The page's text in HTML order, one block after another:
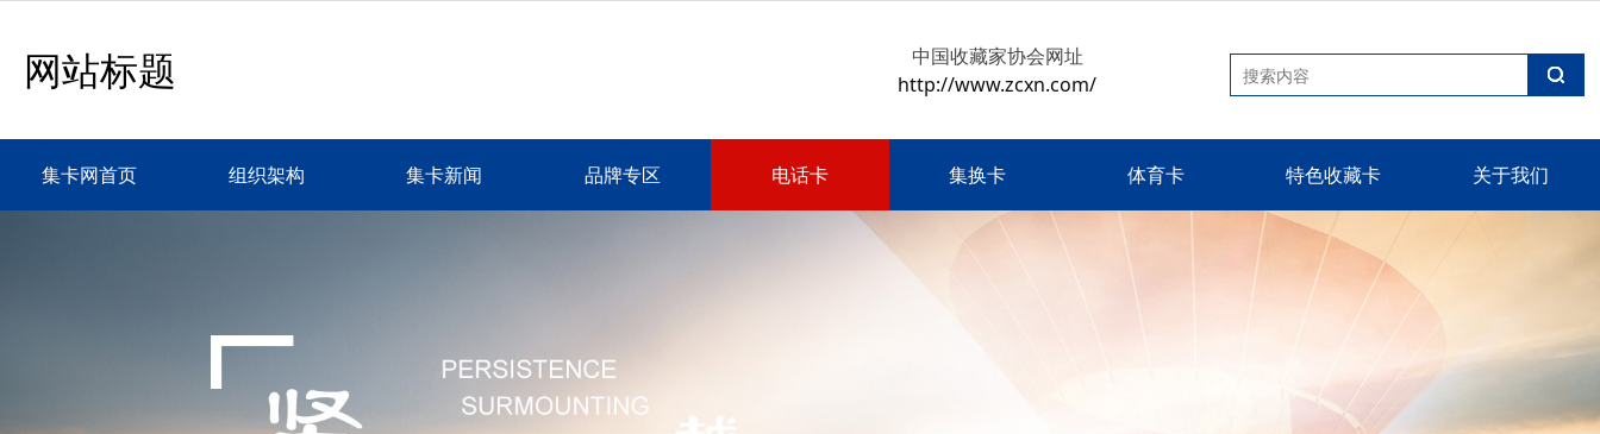
网站标题
中国收藏家协会网址
http://www.zcxn.com/
集卡网首页 组织架构 集卡新闻 品牌专区 电话卡 集换卡 体育卡 特色收藏卡 关于我们